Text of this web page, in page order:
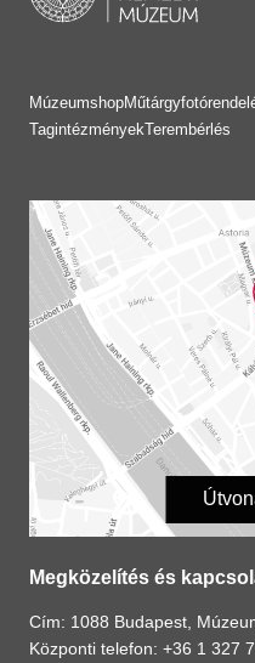
Múzeumshop
TagintézményekTerembérlés
Megközelítés és
Cím: 1088 Budapest,
Központi telefon: +36 1 327